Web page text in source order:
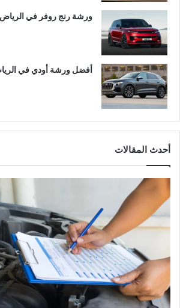
ورشة رنج روفر في الرياض
أفضل ورشة أودي في
أحدث المقالات